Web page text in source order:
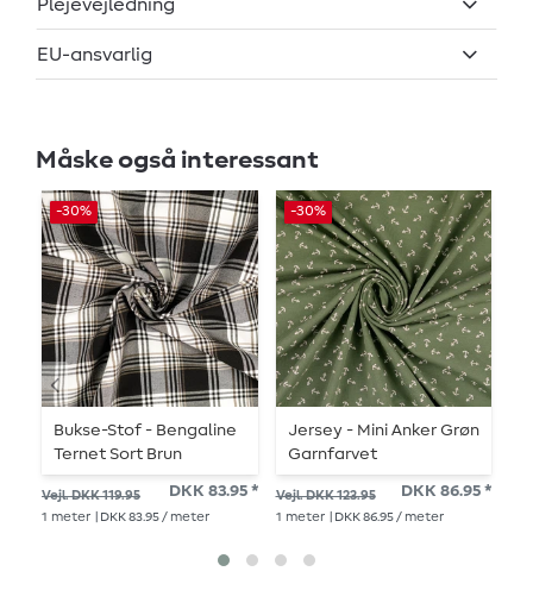
Plejevejledning
EU-ansvarlig
Måske også interessant
-30%
Bukse-Stof - Bengaline
Ternet Sort Brun
Vejl. DKK 119.95 DKK 83.95 *
1 meter | DKK 83.95 / meter
-30%
Jersey - Mini Anker Grøn
Garnfarvet
Vejl. DKK 123.95 DKK 86.95 *
1 meter | DKK 86.95 / meter